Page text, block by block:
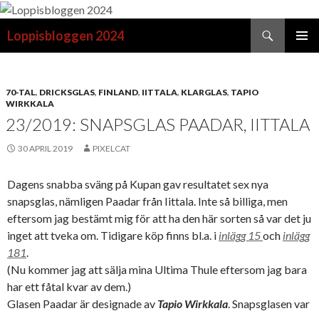
Loppisbloggen 2024
70-TAL, DRICKSGLAS, FINLAND, IITTALA, KLARGLAS, TAPIO
WIRKKALA
23/2019: SNAPSGLAS PAADAR, IITTALA
30 APRIL 2019 PIXELCAT
Dagens snabba sväng på Kupan gav resultatet sex nya
snapsglas, nämligen Paadar från Iittala. Inte så billiga, men
eftersom jag bestämt mig för att ha den här sorten så var det ju
inget att tveka om. Tidigare köp finns bl.a. i inlägg 15och inlägg
181.
(Nu kommer jag att sälja mina Ultima Thule eftersom jag bara
har ett fåtal kvar av dem.)
Glasen Paadar är designade av Tapio Wirkkala. Snapsglasen var